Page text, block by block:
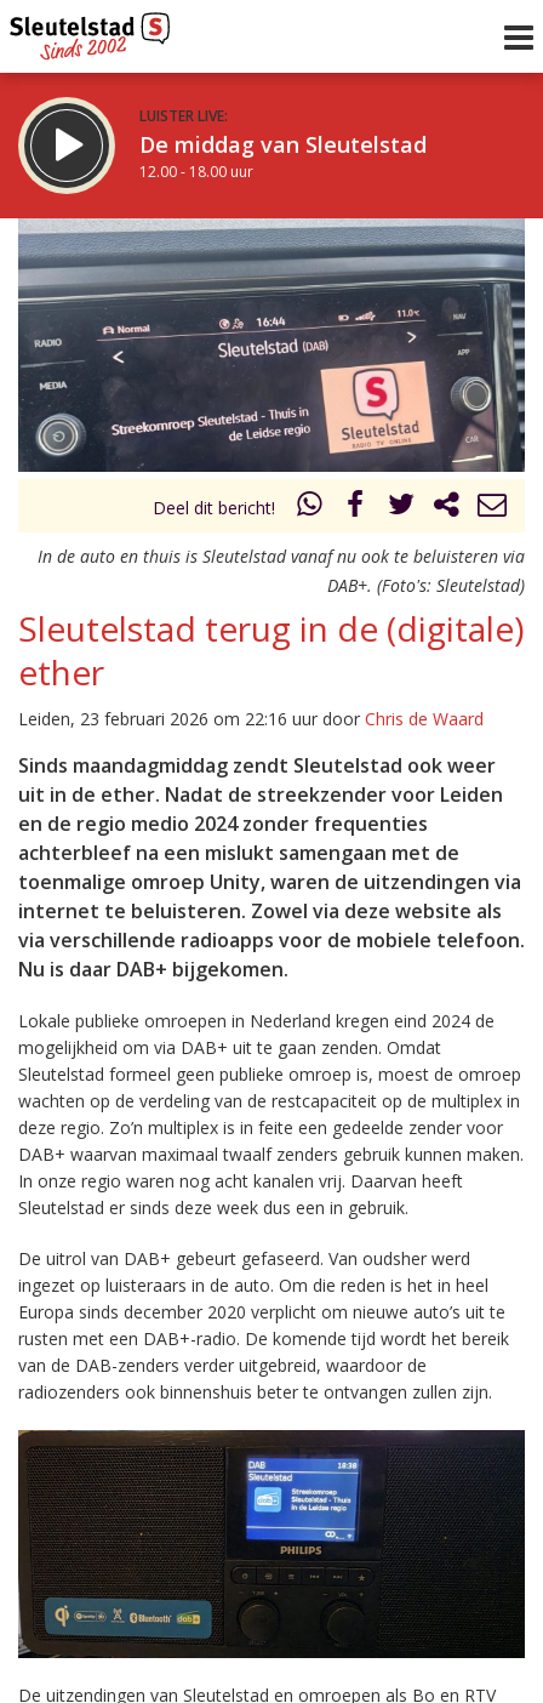
LUISTER LIVE:
De middag van Sleutelstad
12.00 - 18.00 uur
STRAKS:
De avond van Sleutelstad
18.00 - 19.00 uur
Vorig uur
uur 1 van 0 Volgend uur
Deel dit bericht!
In de auto en thuis is Sleutelstad vanaf nu ook te beluisteren via
DAB+. (Foto's: Sleutelstad)
Sleutelstad terug in de (digitale)
ether
Leiden, 23 februari 2026 om 22:16 uur door Chris de Waard
Sinds maandagmiddag zendt Sleutelstad ook weer
uit in de ether. Nadat de streekzender voor Leiden
en de regio medio 2024 zonder frequenties
achterbleef na een mislukt samengaan met de
toenmalige omroep Unity, waren de uitzendingen via
internet te beluisteren. Zowel via deze website als
via verschillende radioapps voor de mobiele telefoon.
Nu is daar DAB+ bijgekomen.
Lokale publieke omroepen in Nederland kregen eind 2024 de
mogelijkheid om via DAB+ uit te gaan zenden. Omdat
Sleutelstad formeel geen publieke omroep is, moest de omroep
wachten op de verdeling van de restcapaciteit op de multiplex in
deze regio. Zo’n multiplex is in feite een gedeelde zender voor
DAB+ waarvan maximaal twaalf zenders gebruik kunnen maken.
In onze regio waren nog acht kanalen vrij. Daarvan heeft
Sleutelstad er sinds deze week dus een in gebruik.
De uitrol van DAB+ gebeurt gefaseerd. Van oudsher werd
ingezet op luisteraars in de auto. Om die reden is het in heel
Europa sinds december 2020 verplicht om nieuwe auto’s uit te
rusten met een DAB+-radio. De komende tijd wordt het bereik
van de DAB-zenders verder uitgebreid, waardoor de
radiozenders ook binnenshuis beter te ontvangen zullen zijn.
De uitzendingen van Sleutelstad en omroepen als Bo en RTV